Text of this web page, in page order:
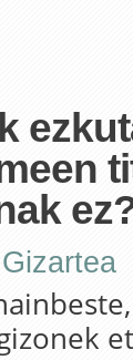
Gizartea